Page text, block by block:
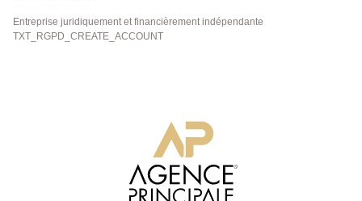
Entreprise juridiquement et financièrement indépendante
TXT_RGPD_CREATE_ACCOUNT